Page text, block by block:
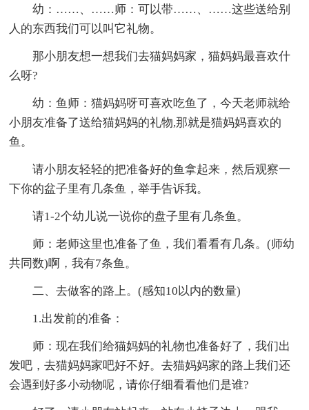
幼：……、……师：可以带……、……这些送给别
人的东西我们可以叫它礼物。
那小朋友想一想我们去猫妈妈家，猫妈妈最喜欢什
么呀?
幼：鱼师：猫妈妈呀可喜欢吃鱼了，今天老师就给
小朋友准备了送给猫妈妈的礼物,那就是猫妈妈喜欢的
鱼。
请小朋友轻轻的把准备好的鱼拿起来，然后观察一
下你的盆子里有几条鱼，举手告诉我。
请1-2个幼儿说一说你的盘子里有几条鱼。
师：老师这里也准备了鱼，我们看看有几条。(师幼
共同数)啊，我有7条鱼。
二、去做客的路上。(感知10以内的数量)
1.出发前的准备：
师：现在我们给猫妈妈的礼物也准备好了，我们出
发吧，去猫妈妈家吧好不好。去猫妈妈家的路上我们还
会遇到好多小动物呢，请你仔细看看他们是谁?